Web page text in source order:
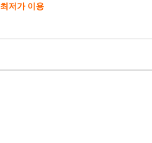
최저가 이용